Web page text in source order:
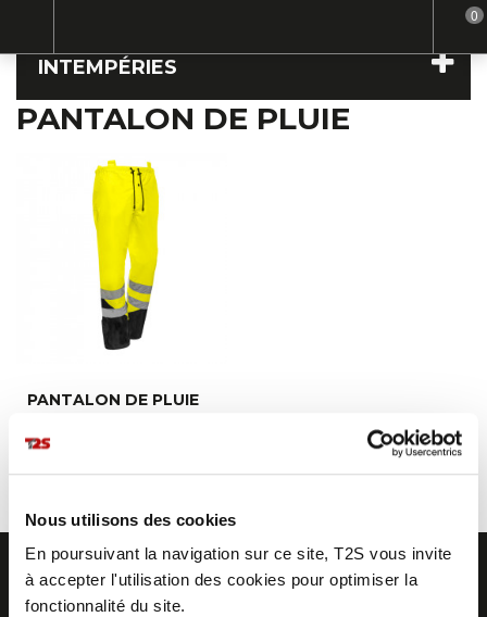
Nous utilisons des cookies
En poursuivant la navigation sur ce site, T2S vous invite
à accepter l'utilisation des cookies pour optimiser la
fonctionnalité du site.
INTEMPÉRIES
PANTALON DE PLUIE
PANTALON DE PLUIE
0